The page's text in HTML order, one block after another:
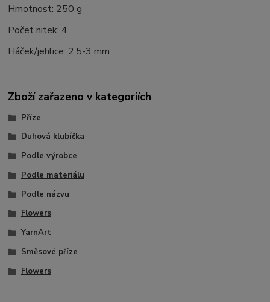
Hmotnost: 250 g
Počet nitek: 4
Háček/jehlice: 2,5-3 mm
Zboží zařazeno v kategoriích
Příze
Duhová klubíčka
Podle výrobce
Podle materiálu
Podle názvu
Flowers
YarnArt
Směsové příze
Flowers